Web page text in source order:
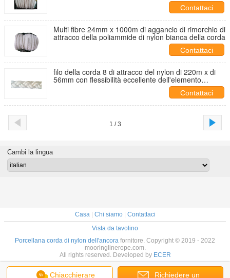
Contattaci
Multi fibre 24mm x 1000m di aggancio di rimorchio di
attracco della poliammide di nylon bianca della corda
Contattaci
filo della corda 8 di attracco del nylon di 220m x di
56mm con flessibilità eccellente dell'elemento
Contattaci
1 / 3
Chiacchierare Richiedere un
Cambi la lingua
Casa| Chi siamo| Contattaci
Vista da tavolino
Porcellana corda di nylon dell'ancora fornitore. Copyright © 2019 - 2022
mooringlinerope.com.
All rights reserved. Developed by ECER